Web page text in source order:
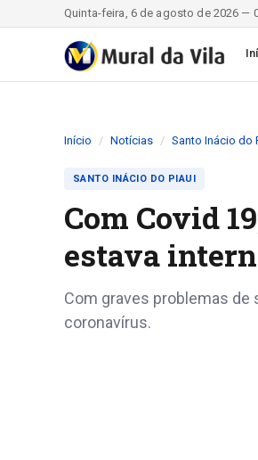
Quinta-feira, 6 de agosto de 2026 —
Início Notícias Santo Inácio do
SANTO INÁCIO DO PIAUI
Com Covid
estava
Com graves problemas de
coronavírus.